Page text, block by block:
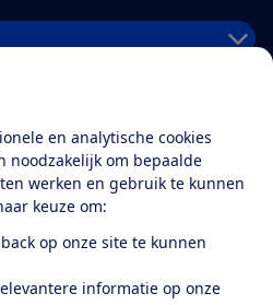
en analytische cookies
noodzakelijk om bepaalde
werken en gebruik te kunnen
keuze om:
op onze site te kunnen
informatie op onze
de